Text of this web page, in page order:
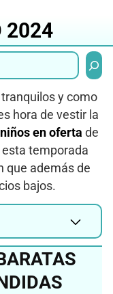
2024
y como
hora de vestir la
en oferta de
esta temporada
que además de
bajos.